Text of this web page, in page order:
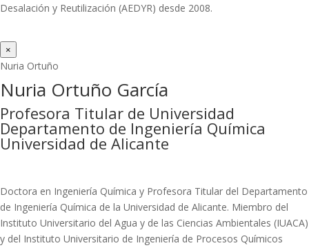
Desalación y Reutilización (AEDYR) desde 2008.
×
Nuria Ortuño
Nuria Ortuño García
Profesora Titular de Universidad
Departamento de Ingeniería Química
Universidad de Alicante
Doctora en Ingeniería Química y Profesora Titular del Departamento
de Ingeniería Química de la Universidad de Alicante. Miembro del
Instituto Universitario del Agua y de las Ciencias Ambientales (IUACA)
y del Instituto Universitario de Ingeniería de Procesos Químicos